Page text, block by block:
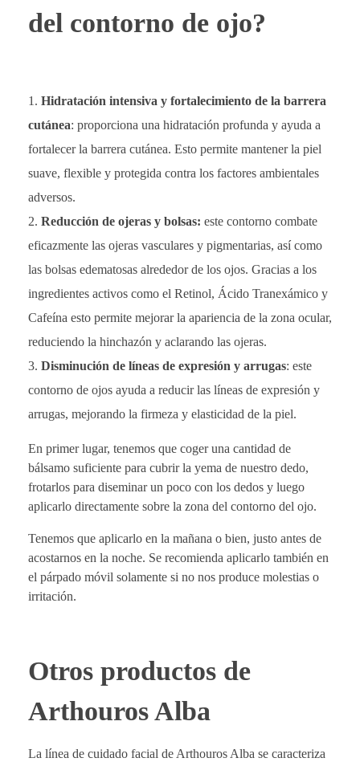
del contorno de ojo?
Hidratación intensiva y fortalecimiento de la barrera
cutánea: proporciona una hidratación profunda y ayuda a
fortalecer la barrera cutánea. Esto permite mantener la piel
suave, flexible y protegida contra los factores ambientales
adversos.
Reducción de ojeras y bolsas: este contorno combate
eficazmente las ojeras vasculares y pigmentarias, así como
las bolsas edematosas alrededor de los ojos. Gracias a los
ingredientes activos como el Retinol, Ácido Tranexámico y
Cafeína esto permite mejorar la apariencia de la zona ocular,
reduciendo la hinchazón y aclarando las ojeras.
Disminución de líneas de expresión y arrugas: este
contorno de ojos ayuda a reducir las líneas de expresión y
arrugas, mejorando la firmeza y elasticidad de la piel.
En primer lugar, tenemos que coger una cantidad de
bálsamo suficiente para cubrir la yema de nuestro dedo,
frotarlos para diseminar un poco con los dedos y luego
aplicarlo directamente sobre la zona del contorno del ojo.
Tenemos que aplicarlo en la mañana o bien, justo antes de
acostarnos en la noche. Se recomienda aplicarlo también en
el párpado móvil solamente si no nos produce molestias o
irritación.
Otros productos de
Arthouros Alba
La línea de cuidado facial de Arthouros Alba se caracteriza